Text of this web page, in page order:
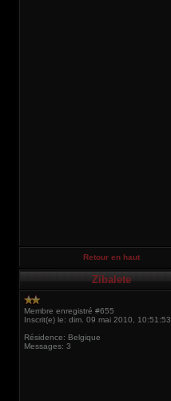
Retour en haut
Zibalete
Membre enregistré #655
Inscrit(e) le: dim. 09 mai 2010, 10:51:53
Résidence: Belgique
Messages: 3